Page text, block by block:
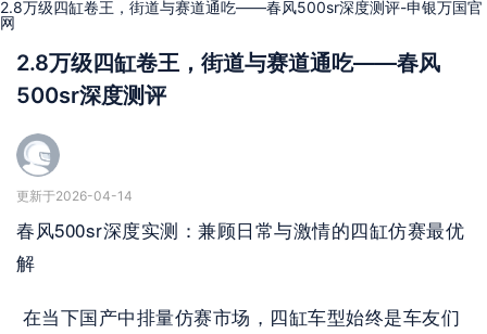
2.8万级四缸卷王，街道与赛道通吃——春风500sr深度测评-申银万国官
网
2.8万级四缸卷王，街道与赛道通吃——春风
500sr深度测评
更新于2026-04-14
春风500sr深度实测：兼顾日常与激情的四缸仿赛最优
解
在当下国产中排量仿赛市场，四缸车型始终是车友们